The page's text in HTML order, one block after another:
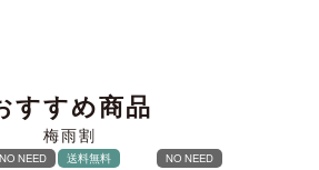
すすめ商品
梅雨割
NO NEED 送料無料
NO NEED